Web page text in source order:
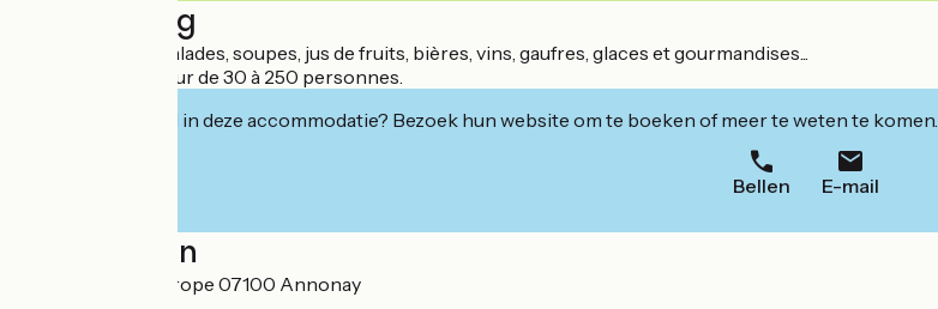
Beschrijving
Apéro, burgers, salades, soupes, jus de fruits, bières, vins, gaufres, glaces et gourmandises...
Prestations traiteur de 30 à 250 personnes.
Geïnteresseerd in deze accommodatie? Bezoek hun website om te boeken of meer te weten te komen.
Bellen E-mail
Localisation
55 Avenue de l'Europe 07100 Annonay